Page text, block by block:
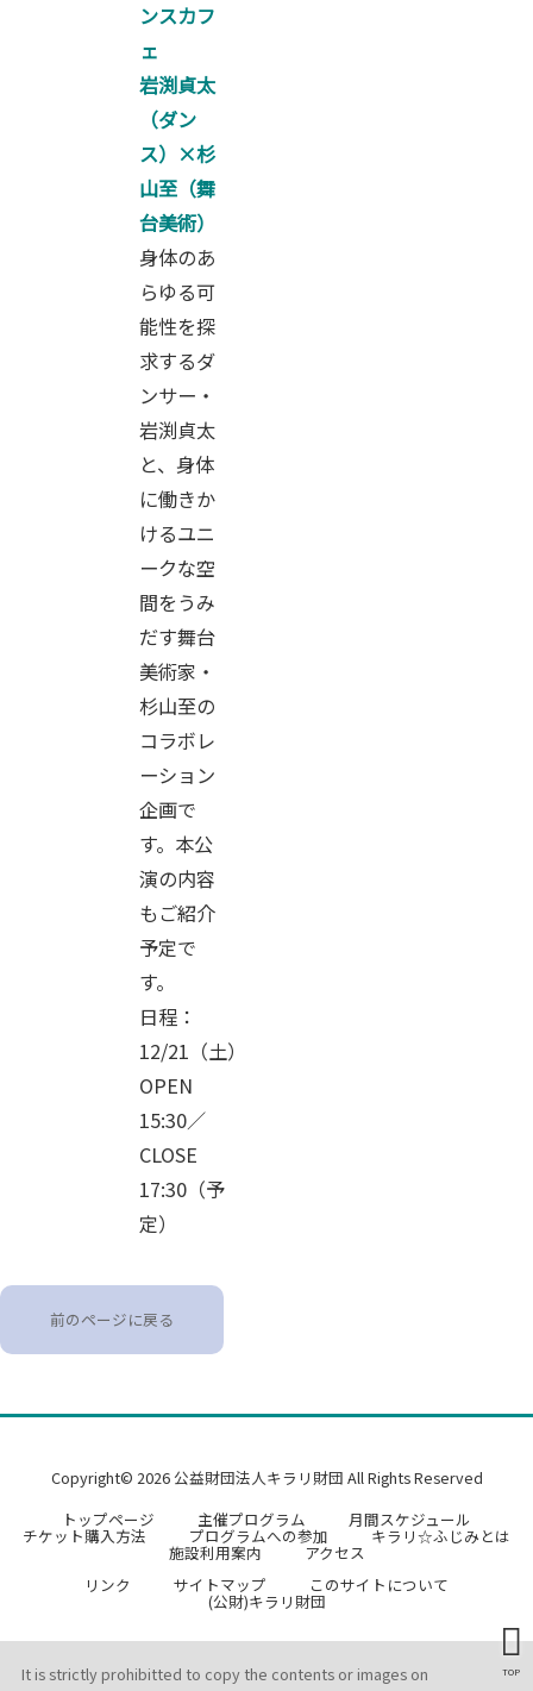
ンスカフ
ェ
岩渕貞太
（ダン
ス）×杉
山至（舞
台美術）
身体のあ
らゆる可
能性を探
求するダ
ンサー・
岩渕貞太
と、身体
に働きか
けるユニ
ークな空
間をうみ
だす舞台
美術家・
杉山至の
コラボレ
ーション
企画で
す。本公
演の内容
もご紹介
予定で
す。
日程：
12/21（土）
OPEN
15:30／
CLOSE
17:30（予
定）
前のページに戻る
TOP
Copyright© 2026 公益財団法人キラリ財団 All Rights Reserved
トップページ
主催プログラム 月間スケジュール
チケット購入方法 プログラムへの参加 キラリ☆ふじみとは
施設利用案内
アクセス
リンク
サイトマップ このサイトについて
(公財)キラリ財団
It is strictly prohibitted to copy the contents or images on